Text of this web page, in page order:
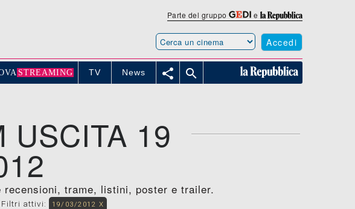
Parte del gruppo e
Accedi
A STREAMING TV News  
USCITA 19
recensioni, trame, listini, poster e trailer.
Filtri attivi: 19/03/2012 X